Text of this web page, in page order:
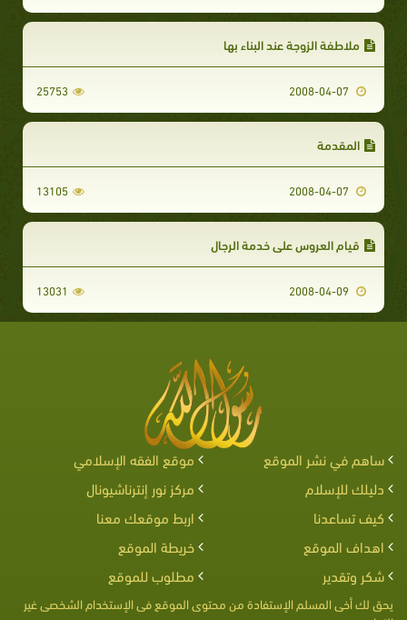
ملاطفة الزوجة عند البناء بها
25753
المقدمة
13105
قيام العروس على خدمة الرجال
13031
ساهم في نشر الموقع
موقع الفقه الإسلامي
دليلك للإسلام
مركز نور إنترناشيونال
كيف تساعدنا
اربط موقعك معنا
اهداف الموقع
خريطة الموقع
شكر وتقدير
مطلوب للموقع
يحق لك أخى المسلم الإستفادة من محتوى الموقع فى الإستخدام الشخصى غير